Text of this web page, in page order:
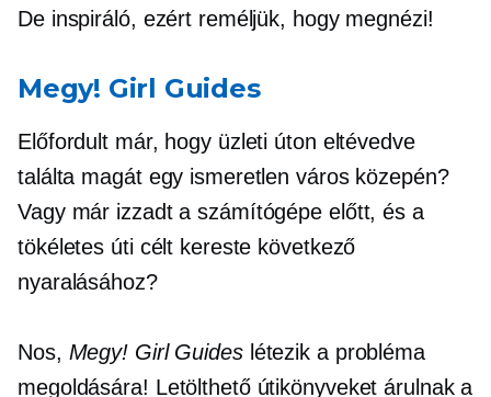
De inspiráló, ezért reméljük, hogy megnézi!
Megy! Girl Guides
Előfordult már, hogy üzleti úton eltévedve
találta magát egy ismeretlen város közepén?
Vagy már izzadt a számítógépe előtt, és a
tökéletes úti célt kereste következő
nyaralásához?
Nos, Megy! Girl Guideslétezik a probléma
megoldására! Letölthető útikönyveket árulnak a